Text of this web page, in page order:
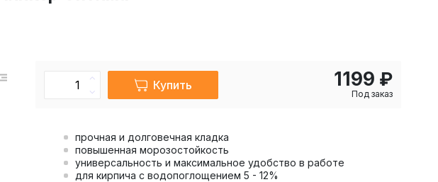
Купить 1199 ₽
Под заказ
прочная и долговечная кладка
повышенная морозостойкость
универсальность и максимальное удобство в работе
для кирпича с водопоглощением 5 - 12%